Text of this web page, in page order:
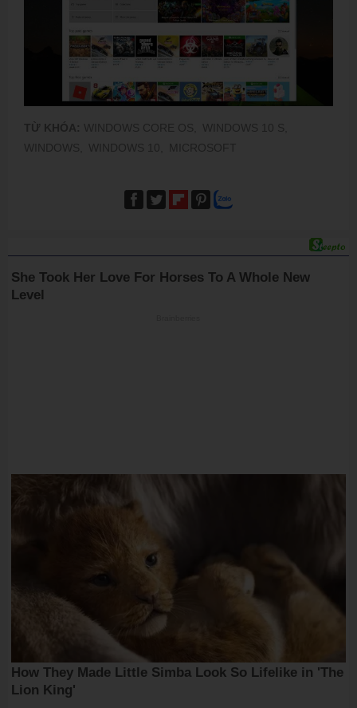
TỪ KHÓA: WINDOWS CORE OS,
WINDOWS 10 S,
WINDOWS,
WINDOWS 10, MICROSOFT